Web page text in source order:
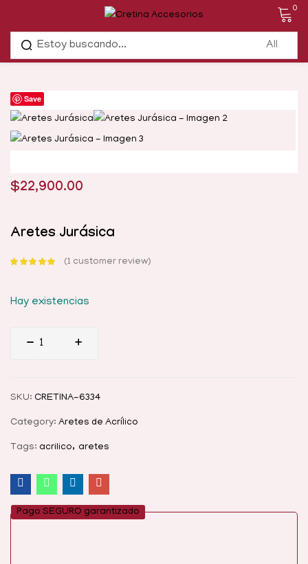
0
Save
$22,900.00
Aretes Jurásica
un cliente
1 customer review
Hay existencias
SKU: CRETINA-6334
Category: Aretes de Acrílico
Tags: acrilico aretes
Pago SEGURO garantizado